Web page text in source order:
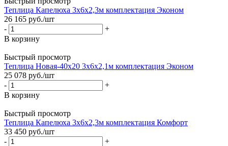
Теплица Капелюха 3х6х2,3м комплектация Эконом
26 165 руб./шт
-
+
В корзину
Быстрый просмотр
Теплица Новая-40х20 3х6х2,1м комплектация Эконом
25 078 руб./шт
-
+
В корзину
Быстрый просмотр
Теплица Капелюха 3х6х2,3м комплектация Комфорт
33 450 руб./шт
-
+